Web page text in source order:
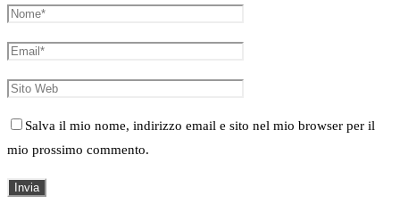
Salva il mio nome, indirizzo email e sito nel mio browser per il
mio prossimo commento.